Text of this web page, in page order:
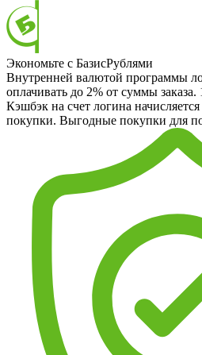
Экономьте с БазисРублями
Внутренней валютой программы
оплачивать до 2% от суммы
Кэшбэк на счет логина
покупки. Выгодные покупки для